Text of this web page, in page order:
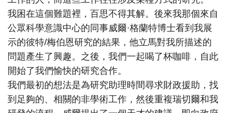
我困在這個難題裡，百思不得其解。後來我那個來自
公眾科學意識中心的同事威爾·格蘭特博士看到我展
示的彼特/梅伯恩研究的結果，他立馬對我所描述的
問題產生了興趣。之後，我們一起喝了杯咖啡，自此
開始了我們愉快的研究合作。
我們最初的想法是為研究助理時間尋求財政援助，找
到足夠的、相關的非學術工作，然後重複瑞切爾和我